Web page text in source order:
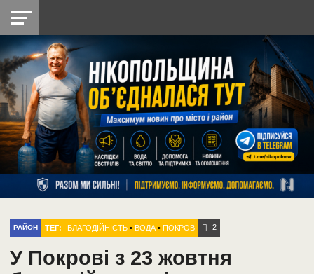
НІКОПОЛЬ
РАЙОН
СІЧЕСЛАВСЬКА
УКРАЇНА
РЕТРО
НІКОПОЛЬ
ЛАЙТ
УКРАЇНА
ДОПОМОГА
РАДІО
РАЙОН ТЕГ: БЛАГОДІЙНІСТЬ •ВОДА •ПОКРОВ 2
У Покрові з 23 жовтня